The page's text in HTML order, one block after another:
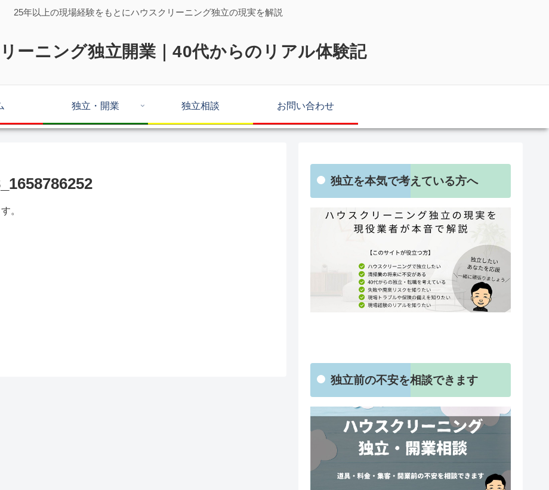
25年以上の現場経験をもとにハウスクリーニング独立の現実を解説
ーニング独立開業｜40代からのリアル体験記
独立・開業 独立相談 お問い合わせ
。
独立を本気で考えている方へ
独立前の不安を相談できます